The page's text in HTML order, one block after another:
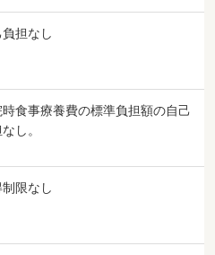
負担なし
時食事療養費の標準負担額の自己
し。
制限なし